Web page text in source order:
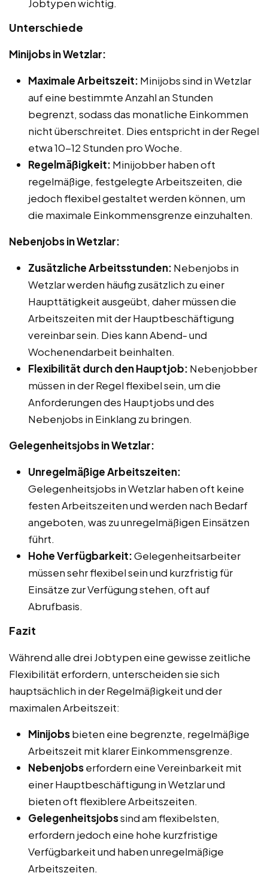
Jobtypen wichtig.
Unterschiede
Minijobs in Wetzlar:
Maximale Arbeitszeit: Minijobs sind in Wetzlar
auf eine bestimmte Anzahl an Stunden
begrenzt, sodass das monatliche Einkommen
nicht überschreitet. Dies entspricht in der Regel
etwa 10-12 Stunden pro Woche.
Regelmäßigkeit: Minijobber haben oft
regelmäßige, festgelegte Arbeitszeiten, die
jedoch flexibel gestaltet werden können, um
die maximale Einkommensgrenze einzuhalten.
Nebenjobs in Wetzlar:
Zusätzliche Arbeitsstunden: Nebenjobs in
Wetzlar werden häufig zusätzlich zu einer
Haupttätigkeit ausgeübt, daher müssen die
Arbeitszeiten mit der Hauptbeschäftigung
vereinbar sein. Dies kann Abend- und
Wochenendarbeit beinhalten.
Flexibilität durch den Hauptjob: Nebenjobber
müssen in der Regel flexibel sein, um die
Anforderungen des Hauptjobs und des
Nebenjobs in Einklang zu bringen.
Gelegenheitsjobs in Wetzlar:
Unregelmäßige Arbeitszeiten:
Gelegenheitsjobs in Wetzlar haben oft keine
festen Arbeitszeiten und werden nach Bedarf
angeboten, was zu unregelmäßigen Einsätzen
führt.
Hohe Verfügbarkeit:Gelegenheitsarbeiter
müssen sehr flexibel sein und kurzfristig für
Einsätze zur Verfügung stehen, oft auf
Abrufbasis.
Fazit
Während alle drei Jobtypen eine gewisse zeitliche
Flexibilität erfordern, unterscheiden sie sich
hauptsächlich in der Regelmäßigkeit und der
maximalen Arbeitszeit:
Minijobsbieten eine begrenzte, regelmäßige
Arbeitszeit mit klarer Einkommensgrenze.
Nebenjobserfordern eine Vereinbarkeit mit
einer Hauptbeschäftigung in Wetzlar und
bieten oft flexiblere Arbeitszeiten.
Gelegenheitsjobssind am flexibelsten,
erfordern jedoch eine hohe kurzfristige
Verfügbarkeit und haben unregelmäßige
Arbeitszeiten.